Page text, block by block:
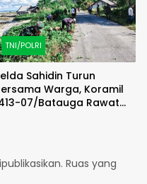
TNI/POLRI
Sahidin Turun
Warga, Koramil
07/Batauga Rawat
Ruas yang